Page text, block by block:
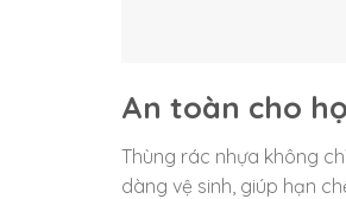
An toàn cho
Thùng rác nhựa không
dàng vệ sinh, giúp hạn